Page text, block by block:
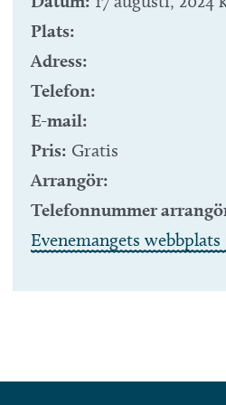
Plats:
Adress:
Telefon:
E-mail:
Pris: Gratis
Arrangör:
Telefonnummer
Evenemangets webbplats